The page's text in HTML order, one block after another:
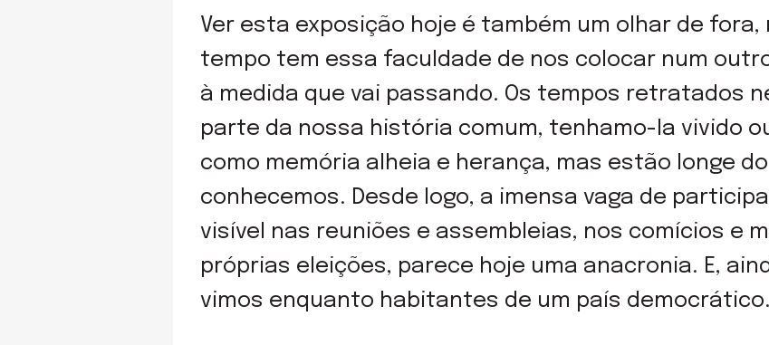
Ver esta exposição hoje é também um olhar de fora,
tempo tem essa faculdade de nos colocar num
à medida que vai passando. Os tempos retratados
parte da nossa história comum, tenhamo-la vivido
como memória alheia e herança, mas estão longe
conhecemos. Desde logo, a imensa vaga de
visível nas reuniões e assembleias, nos comícios e
próprias eleições, parece hoje uma anacronia. E,
vimos enquanto habitantes de um país democrático.